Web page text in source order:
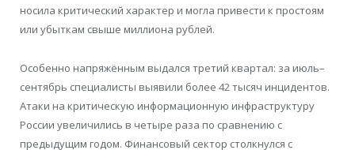
носила критический характер и могла привести к простоям
или убыткам свыше миллиона рублей.
Особенно напряжённым выдался третий квартал: за июль–
сентябрь специалисты выявили более 42 тысяч инцидентов.
Атаки на критическую информационную инфраструктуру
России увеличились в четыре раза по сравнению с
предыдущим годом. Финансовый сектор столкнулся с